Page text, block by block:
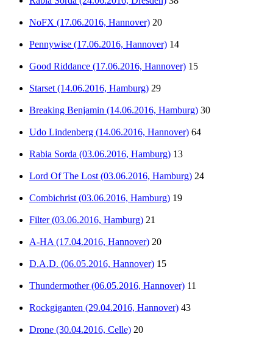
NoFX (17.06.2016, Hannover) 20
Pennywise (17.06.2016, Hannover) 14
Good Riddance (17.06.2016, Hannover) 15
Starset (14.06.2016, Hamburg) 29
Breaking Benjamin (14.06.2016, Hamburg) 30
Udo Lindenberg (14.06.2016, Hannover) 64
Rabia Sorda (03.06.2016, Hamburg) 13
Lord Of The Lost (03.06.2016, Hamburg) 24
Combichrist (03.06.2016, Hamburg) 19
Filter (03.06.2016, Hamburg) 21
A-HA (17.04.2016, Hannover) 20
D.A.D. (06.05.2016, Hannover) 15
Thundermother (06.05.2016, Hannover) 11
Rockgiganten (29.04.2016, Hannover) 43
Drone (30.04.2016, Celle) 20